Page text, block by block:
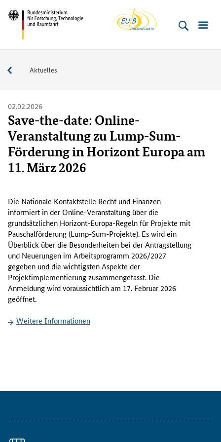
Direkt
zum
Inhalt
(Eingabetaste)
Direkt
zum
Hauptmenu
(Eingabetaste)
Direkt
zur
Suche
(Eingabetaste)
Direkt
zur
Fußleiste
(Enter)
Bundesministerium
Technologie
Buero
Service
Aktuelles
02.02.2026
Save-the-date: Online-
Veranstaltung zu Lump-Sum-
Förderung in Horizont Europa am
11. März 2026
i
e
N
a
t
i
o
n
a
l
e
K
o
s
Die Nationale Kontaktstelle Recht und Finanzen
informiert in der Online-Veranstaltung über die
grundsätzlichen Horizont-Europa-Regeln für Projekte mit
Pauschalförderung (Lump-Sum-Projekte). Es wird ein
Überblick über die Besonderheiten bei der Antragstellung
und Neuerungen im Arbeitsprogramm 2026/2027
gegeben und die wichtigsten Aspekte der
Projektimplementierung zusammengefasst. Die
Anmeldung wird voraussichtlich am 17. Februar 2026
geöffnet.
Weitere Informationen